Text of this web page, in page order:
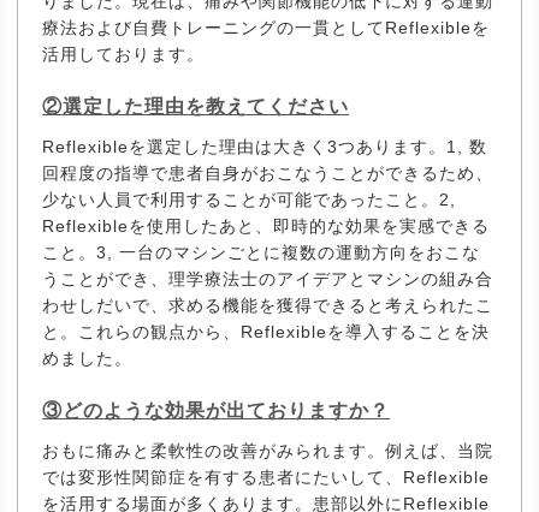
療法および自費トレーニングの一貫としてReflexibleを
活用しております。
②選定した理由を教えてください
Reflexibleを選定した理由は大きく3つあります。1, 数
回程度の指導で患者自身がおこなうことができるため、
少ない人員で利用することが可能であったこと。2,
Reflexibleを使用したあと、即時的な効果を実感できる
こと。3, 一台のマシンごとに複数の運動方向をおこな
うことができ、理学療法士のアイデアとマシンの組み合
わせしだいで、求める機能を獲得できると考えられたこ
と。これらの観点から、Reflexibleを導入することを決
めました。
③どのような効果が出ておりますか？
おもに痛みと柔軟性の改善がみられます。例えば、当院
では変形性関節症を有する患者にたいして、Reflexible
を活用する場面が多くあります。患部以外にReflexible